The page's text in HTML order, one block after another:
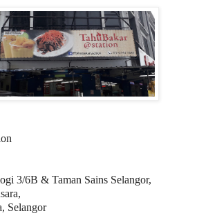
3/6B & Taman Sains Selangor,
Selangor